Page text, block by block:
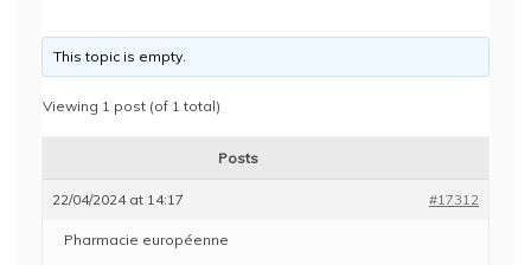
This topic is empty.
Viewing 1 post (of 1 total)
Posts
22/04/2024 at 14:17 #17312
Pharmacie européenne